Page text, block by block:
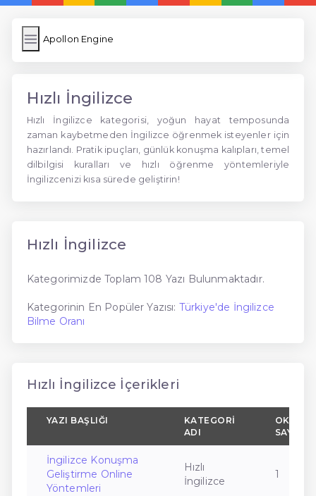
Apollon Engine
Hızlı İngilizce
Hızlı İngilizce kategorisi, yoğun hayat temposunda
zaman kaybetmeden İngilizce öğrenmek isteyenler için
hazırlandı. Pratik ipuçları, günlük konuşma kalıpları, temel
dilbilgisi kuralları ve hızlı öğrenme yöntemleriyle
İngilizcenizi kısa sürede geliştirin!
Hızlı İngilizce
Kategorimizde Toplam 108 Yazı Bulunmaktadır.
Kategorinin En Popüler Yazısı: Türkiye'de İngilizce
Bilme Oranı
Hızlı İngilizce İçerikleri
YAZI BAŞLIĞI
KATEGORI
ADI
SAYISI
İngilizce Konuşma
Geliştirme Online
Yöntemleri
Hızlı
İngilizce
1